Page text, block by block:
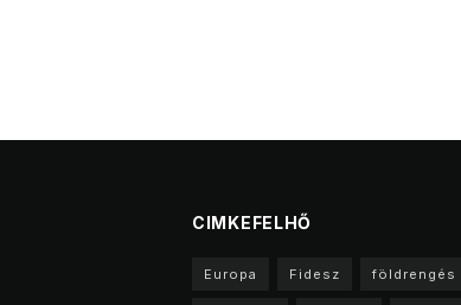
CIMKEFELHŐ
Europa Fidesz földrengés